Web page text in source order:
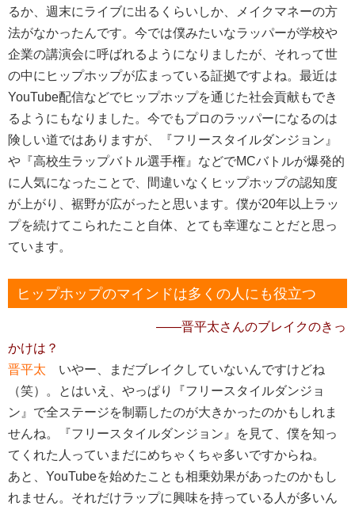
るか、週末にライブに出るくらいしか、メイクマネーの方
法がなかったんです。今では僕みたいなラッパーが学校や
企業の講演会に呼ばれるようになりましたが、それって世
の中にヒップホップが広まっている証拠ですよね。最近は
YouTube配信などでヒップホップを通じた社会貢献もでき
るようにもなりました。今でもプロのラッパーになるのは
険しい道ではありますが、『フリースタイルダンジョン』
や『高校生ラップバトル選手権』などでMCバトルが爆発的
に人気になったことで、間違いなくヒップホップの認知度
が上がり、裾野が広がったと思います。僕が20年以上ラッ
プを続けてこられたこと自体、とても幸運なことだと思っ
ています。
ヒップホップのマインドは多くの人にも役立つ
――晋平太さんのブレイクのきっ
かけは？
晋平太 いやー、まだブレイクしていないんですけどね
（笑）。とはいえ、やっぱり『フリースタイルダンジョ
ン』で全ステージを制覇したのが大きかったのかもしれま
せんね。『フリースタイルダンジョン』を見て、僕を知っ
てくれた人っていまだにめちゃくちゃ多いですからね。
あと、YouTubeを始めたことも相乗効果があったのかもし
れません。それだけラップに興味を持っている人が多いん